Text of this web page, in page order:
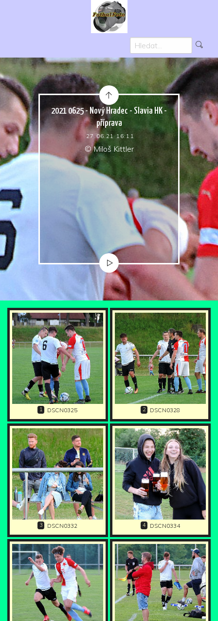
2021 0625 - Nový Hradec - Slavia HK -
příprava
27.06.21 16:11
© Miloš Kittler
1 DSCN0325 2 DSCN0328
3 DSCN0332 4 DSCN0334